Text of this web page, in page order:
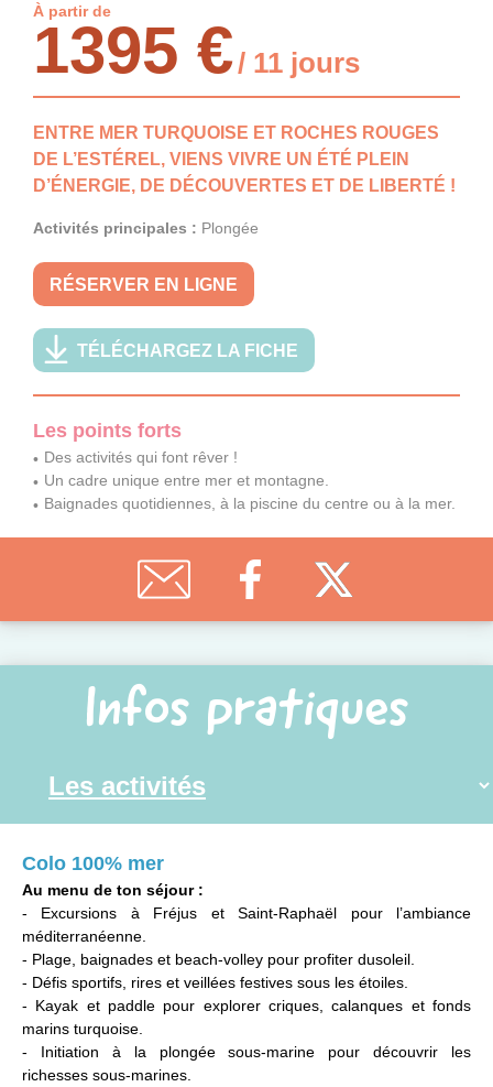
À partir de
1395 €/ 11 jours
ENTRE MER TURQUOISE ET ROCHES ROUGES
DE L’ESTÉREL, VIENS VIVRE UN ÉTÉ PLEIN
D’ÉNERGIE, DE DÉCOUVERTES ET DE LIBERTÉ !
Activités principales : Plongée
RÉSERVER EN LIGNE
TÉLÉCHARGEZ LA FICHE
Les points forts
Des activités qui font rêver !
Un cadre unique entre mer et montagne.
Baignades quotidiennes, à la piscine du centre ou à la mer.
Infos pratiques
Colo 100% mer
Au menu de ton séjour :
- Excursions à Fréjus et Saint-Raphaël pour l’ambiance
méditerranéenne.
- Plage, baignades et beach-volley pour profiter dusoleil.
- Défis sportifs, rires et veillées festives sous les étoiles.
- Kayak et paddle pour explorer criques, calanques et fonds
marins turquoise.
- Initiation à la plongée sous-marine pour découvrir les
richesses sous-marines.